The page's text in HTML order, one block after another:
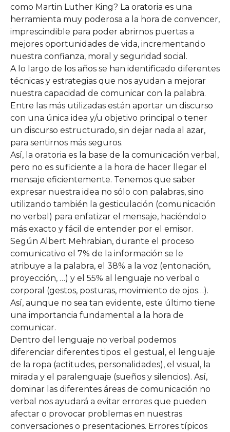
como Martin Luther King? La oratoria es una
herramienta muy poderosa a la hora de convencer,
imprescindible para poder abrirnos puertas a
mejores oportunidades de vida, incrementando
nuestra confianza, moral y seguridad social.
A lo largo de los años se han identificado diferentes
técnicas y estrategias que nos ayudan a mejorar
nuestra capacidad de comunicar con la palabra.
Entre las más utilizadas están aportar un discurso
con una única idea y/u objetivo principal o tener
un discurso estructurado, sin dejar nada al azar,
para sentirnos más seguros.
Así, la oratoria es la base de la comunicación verbal,
pero no es suficiente a la hora de hacer llegar el
mensaje eficientemente. Tenemos que saber
expresar nuestra idea no sólo con palabras, sino
utilizando también la gesticulación (comunicación
no verbal) para enfatizar el mensaje, haciéndolo
más exacto y fácil de entender por el emisor.
Según Albert Mehrabian, durante el proceso
comunicativo el 7% de la información se le
atribuye a la palabra, el 38% a la voz (entonación,
proyección, …) y el 55% al lenguaje no verbal o
corporal (gestos, posturas, movimiento de ojos…).
Así, aunque no sea tan evidente, este último tiene
una importancia fundamental a la hora de
comunicar.
Dentro del lenguaje no verbal podemos
diferenciar diferentes tipos: el gestual, el lenguaje
de la ropa (actitudes, personalidades), el visual, la
mirada y el paralenguaje (sueños y silencios). Así,
dominar las diferentes áreas de comunicación no
verbal nos ayudará a evitar errores que pueden
afectar o provocar problemas en nuestras
conversaciones o presentaciones. Errores típicos